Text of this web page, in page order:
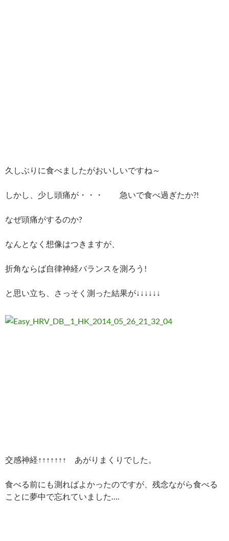
久しぶりに食べましたがおいしいですね～
しかし、少し頭痛が・・・ 急いで食べ過ぎたか?!
なぜ頭痛がするのか?
なんとなく想像はつきますが、
折角ならば自律神経バランスを測ろう!
と思い立ち、さっそく測った結果が↓↓↓↓↓↓
交感神経↑↑↑↑↑↑↑ あがりまくりでした。
食べる前にも測ればよかったのですが、残念ながら食べる
ことに夢中で忘れていました….